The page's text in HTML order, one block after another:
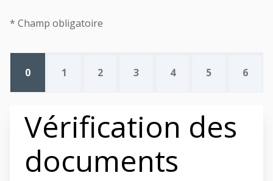
* Champ obligatoire
0 1 2 3 4 5 6
Vérification des
documents